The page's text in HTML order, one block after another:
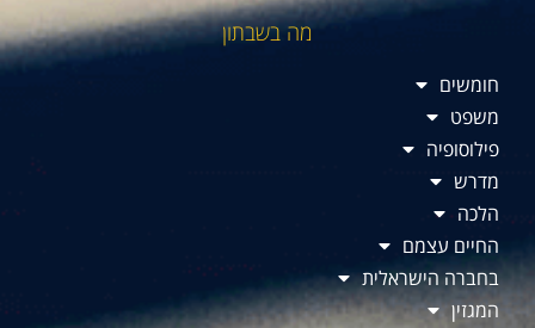
מה בשבתון
חומשים
משפט
פילוסופיה
מדרש
הלכה
החיים עצמם
בחברה הישראלית
המגזין